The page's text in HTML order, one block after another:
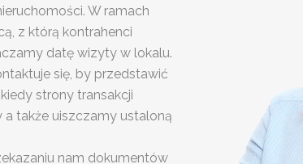
W ramach
z którą kontrahenci
datę wizyty w lokalu.
się, by przedstawić
strony transakcji
a także uiszczamy ustaloną
nam dokumentów